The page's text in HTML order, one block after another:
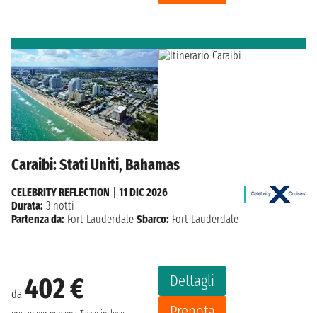
Caraibi: Stati Uniti, Bahamas
da 402 €
Dettagli
CELEBRITY REFLECTION
11 DIC 2026
Durata: 3 notti
Partenza da: Fort Lauderdale Sbarco: Fort Lauderdale